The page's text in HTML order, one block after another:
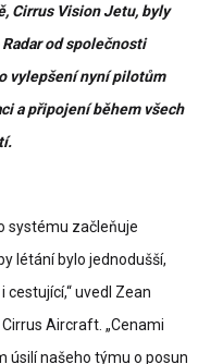
Cirrus Vision Jetu, byly
od společnosti
vylepšení nyní pilotům
a připojení během všech
systému začleňuje
létání bylo jednodušší,
cestující,“ uvedl Zean
Aircraft. „Cenami
úsilí našeho týmu o posun